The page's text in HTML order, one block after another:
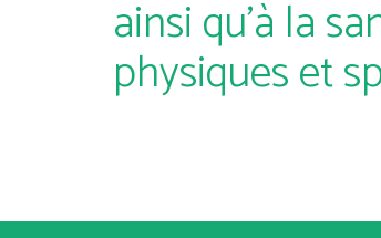
ainsi qu’à la
physiques et